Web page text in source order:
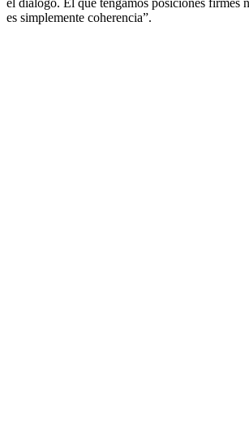
es simplemente coherencia”.